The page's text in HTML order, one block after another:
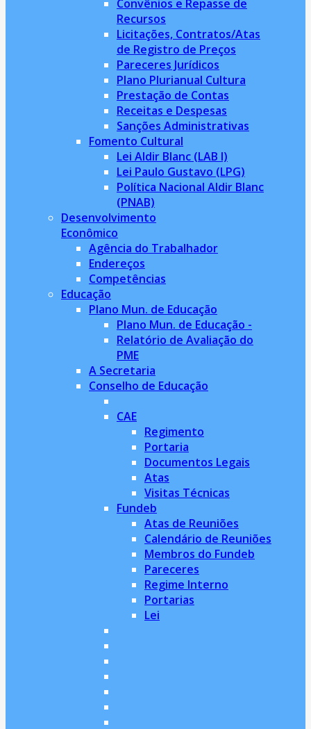
Convênios e Repasse de
Recursos
Licitações, Contratos/Atas
de Registro de Preços
Pareceres Jurídicos
Plano Plurianual Cultura
Prestação de Contas
Receitas e Despesas
Sanções Administrativas
Fomento Cultural
Lei Aldir Blanc (LAB I)
Lei Paulo Gustavo (LPG)
Política Nacional Aldir Blanc
(PNAB)
Desenvolvimento
Econômico
Agência do Trabalhador
Endereços
Competências
Educação
Plano Mun. de Educação
Plano Mun. de Educação -
Relatório de Avaliação do
PME
A Secretaria
Conselho de Educação
CAE
Regimento
Portaria
Documentos Legais
Atas
Visitas Técnicas
Fundeb
Atas de Reuniões
Calendário de Reuniões
Membros do Fundeb
Pareceres
Regime Interno
Portarias
Lei